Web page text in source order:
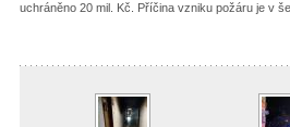
uchráněno 20 mil. Kč. Příčina vzniku požáru je v